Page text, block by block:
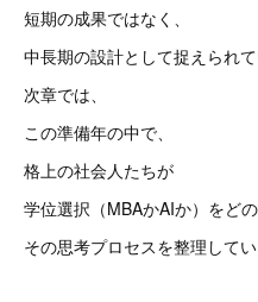
短期の成果ではなく、
中長期の設計として捉えられ
次章では、
この準備年の中で、
格上の社会人たちが
学位選択（MBAかAIか）をど
その思考プロセスを整理してい